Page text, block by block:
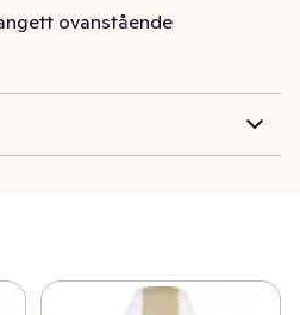
framtagen för att vara mild
innehåller 100%
att den blir mjukare och
Dove Fresh Care tar inte
så att huden förblir
tillfället att "låsa in"
ovanstående